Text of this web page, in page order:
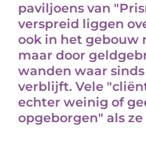
paviljoens van
verspreid liggen
ook in het gebouw
maar door
wanden waar
verblijft. Vele
echter weinig of
opgeborgen" als